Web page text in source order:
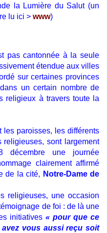
la Lumière du Salut (un
lu ici > www)
pas cantonnée à la seule
étendue aux villes
sur certaines provinces
un certain nombre de
religieux à travers toute la
les paroisses, les différents
religieuses, sont largement
une journée
clairement affirmé
de la cité, Notre-Dame de
religieuses, une occasion
de foi : de là une
initiatives « pour que ce
vous aussi reçu soit